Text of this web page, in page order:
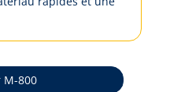
M-800